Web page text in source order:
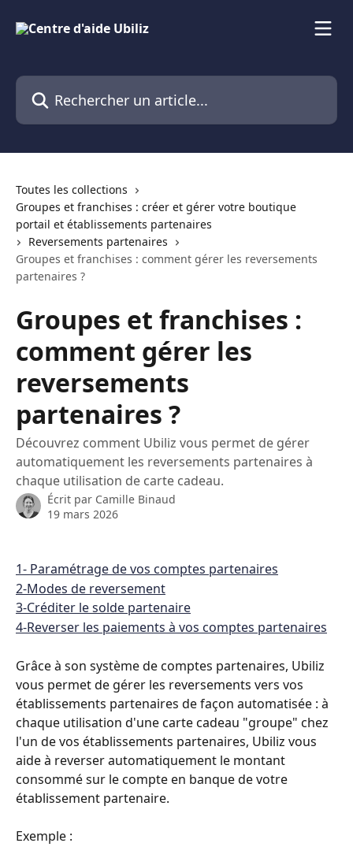
Rechercher un article...
Toutes les collections
Groupes et franchises : créer et gérer votre boutique
portail et établissements partenaires
Reversements partenaires
Groupes et franchises : comment gérer les reversements
partenaires ?
Groupes et franchises :
comment gérer les
reversements
partenaires ?
Découvrez comment Ubiliz vous permet de gérer
automatiquement les reversements partenaires à
chaque utilisation de carte cadeau.
Écrit par Camille Binaud
19 mars 2026
1- Paramétrage de vos comptes partenaires
2-Modes de reversement
3-Créditer le solde partenaire
4-Reverser les paiements à vos comptes partenaires
Grâce à son système de comptes partenaires, Ubiliz
vous permet de gérer les reversements vers vos
établissements partenaires de façon automatisée : à
chaque utilisation d'une carte cadeau "groupe" chez
l'un de vos établissements partenaires, Ubiliz vous
aide à reverser automatiquement le montant
consommé sur le compte en banque de votre
établissement partenaire.
Exemple :